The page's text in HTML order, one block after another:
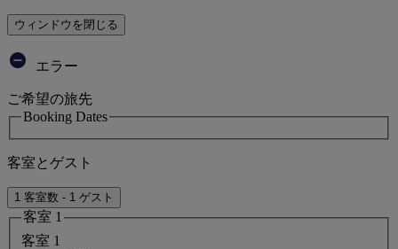
ウィンドウを閉じる
エラー
ご希望の旅先
Booking Dates
客室とゲスト
1 客室数 - 1 ゲスト
客室 1
客室 1